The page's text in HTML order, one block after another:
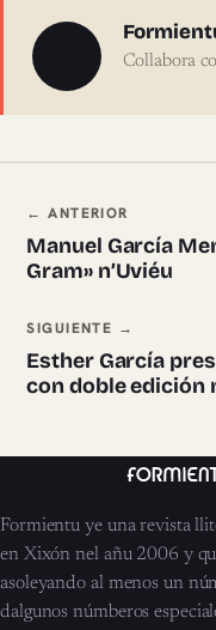
Sobre
Collabora
Navegación
← ANTERIOR
Manuel García
Gram» n’Uviéu
SIGUIENTE →
Esther García
con doble edición
Formientu ye una revista
en Xixón nel añu 2006 y
asoleyando al menos un
dalgunos númberos